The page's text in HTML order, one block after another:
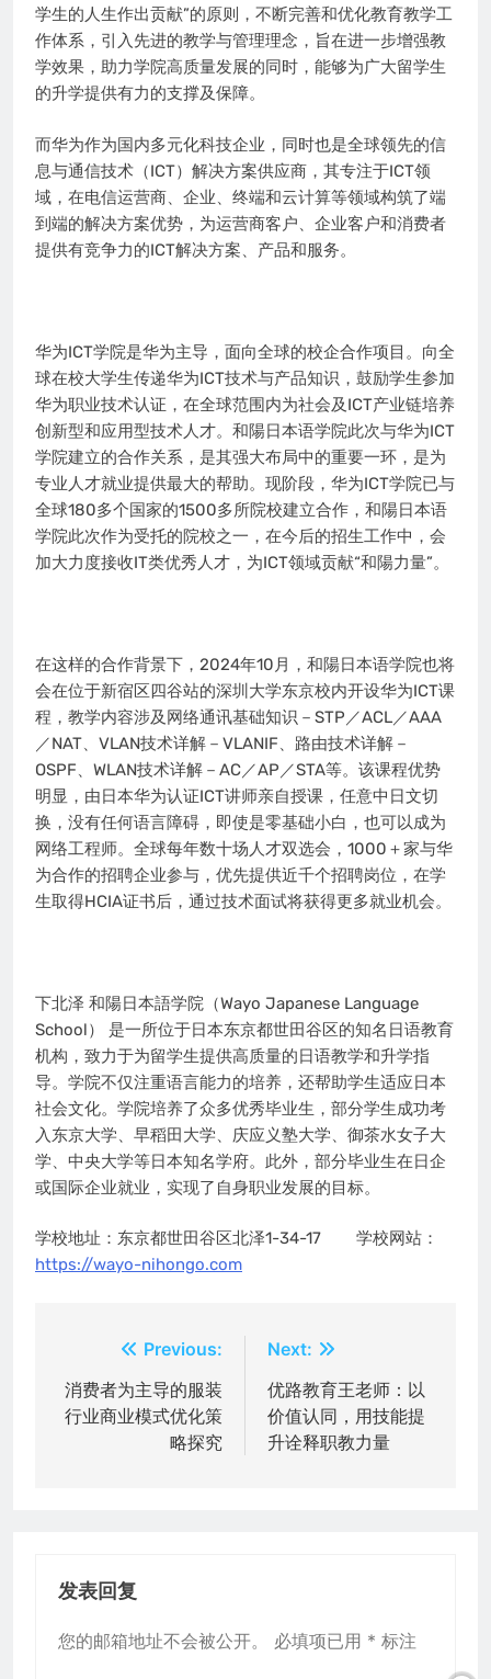
学生的人生作出贡献”的原则，不断完善和优化教育教学工
作体系，引入先进的教学与管理理念，旨在进一步增强教
学效果，助力学院高质量发展的同时，能够为广大留学生
的升学提供有力的支撑及保障。
而华为作为国内多元化科技企业，同时也是全球领先的信
息与通信技术（ICT）解决方案供应商，其专注于ICT领
域，在电信运营商、企业、终端和云计算等领域构筑了端
到端的解决方案优势，为运营商客户、企业客户和消费者
提供有竞争力的ICT解决方案、产品和服务。
华为ICT学院是华为主导，面向全球的校企合作项目。向全
球在校大学生传递华为ICT技术与产品知识，鼓励学生参加
华为职业技术认证，在全球范围内为社会及ICT产业链培养
创新型和应用型技术人才。和陽日本语学院此次与华为ICT
学院建立的合作关系，是其强大布局中的重要一环，是为
专业人才就业提供最大的帮助。现阶段，华为ICT学院已与
全球180多个国家的1500多所院校建立合作，和陽日本语
学院此次作为受托的院校之一，在今后的招生工作中，会
加大力度接收IT类优秀人才，为ICT领域贡献“和陽力量”。
在这样的合作背景下，2024年10月，和陽日本语学院也将
会在位于新宿区四谷站的深圳大学东京校内开设华为ICT课
程，教学内容涉及网络通讯基础知识－STP／ACL／AAA
／NAT、VLAN技术详解－VLANIF、路由技术详解－
OSPF、WLAN技术详解－AC／AP／STA等。该课程优势
明显，由日本华为认证ICT讲师亲自授课，任意中日文切
换，没有任何语言障碍，即使是零基础小白，也可以成为
网络工程师。全球每年数十场人才双选会，1000＋家与华
为合作的招聘企业参与，优先提供近千个招聘岗位，在学
生取得HCIA证书后，通过技术面试将获得更多就业机会。
下北泽 和陽日本語学院（Wayo Japanese Language
School） 是一所位于日本东京都世田谷区的知名日语教育
机构，致力于为留学生提供高质量的日语教学和升学指
导。学院不仅注重语言能力的培养，还帮助学生适应日本
社会文化。学院培养了众多优秀毕业生，部分学生成功考
入东京大学、早稻田大学、庆应义塾大学、御茶水女子大
学、中央大学等日本知名学府。此外，部分毕业生在日企
或国际企业就业，实现了自身职业发展的目标。
学校地址：东京都世田谷区北泽1-34-17 学校网站：
https://wayo-nihongo.com
章
导
Previous:
消费者为主导的服装
行业商业模式优化策
略探究
Next:
优路教育王老师：以
价值认同，用技能提
升诠释职教力量
发表回复
您的邮箱地址不会被公开。 必填项已用 * 标注